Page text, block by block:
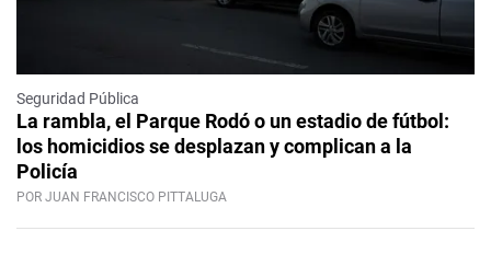
Seguridad Pública
La rambla, el Parque Rodó o un estadio de fútbol:
los homicidios se desplazan y complican a la
Policía
POR JUAN FRANCISCO PITTALUGA